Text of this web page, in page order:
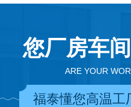
您厂房车
ARE YOUR
福泰懂您高温工